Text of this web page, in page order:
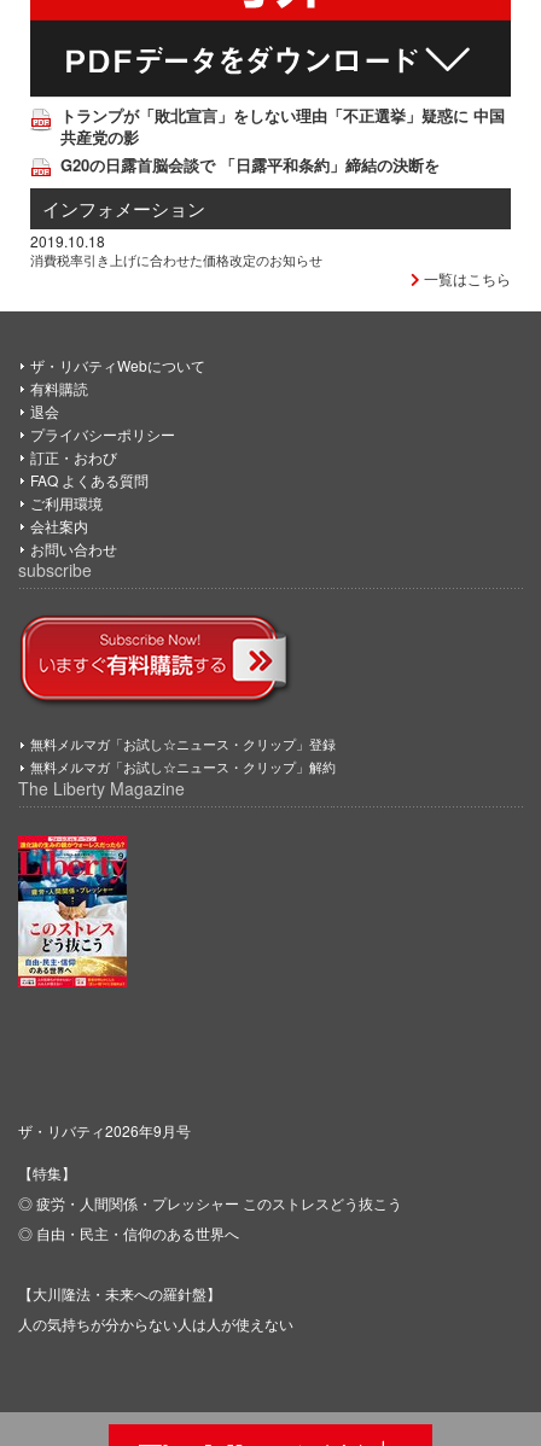
トランプが「敗北宣言」をしない理由「不正選挙」疑惑に 中国
共産党の影
G20の日露首脳会談で 「日露平和条約」締結の決断を
インフォメーション
2019.10.18
消費税率引き上げに合わせた価格改定のお知らせ
一覧はこちら
ザ・リバティWebについて
有料購読
退会
プライバシーポリシー
訂正・おわび
FAQ よくある質問
ご利用環境
会社案内
お問い合わせ
subscribe
無料メルマガ「お試し☆ニュース・クリップ」登録
無料メルマガ「お試し☆ニュース・クリップ」解約
The Liberty Magazine
ザ・リバティ2026年9月号
【特集】
◎ 疲労・人間関係・プレッシャー このストレスどう抜こう
◎ 自由・民主・信仰のある世界へ
【大川隆法・未来への羅針盤】
人の気持ちが分からない人は人が使えない